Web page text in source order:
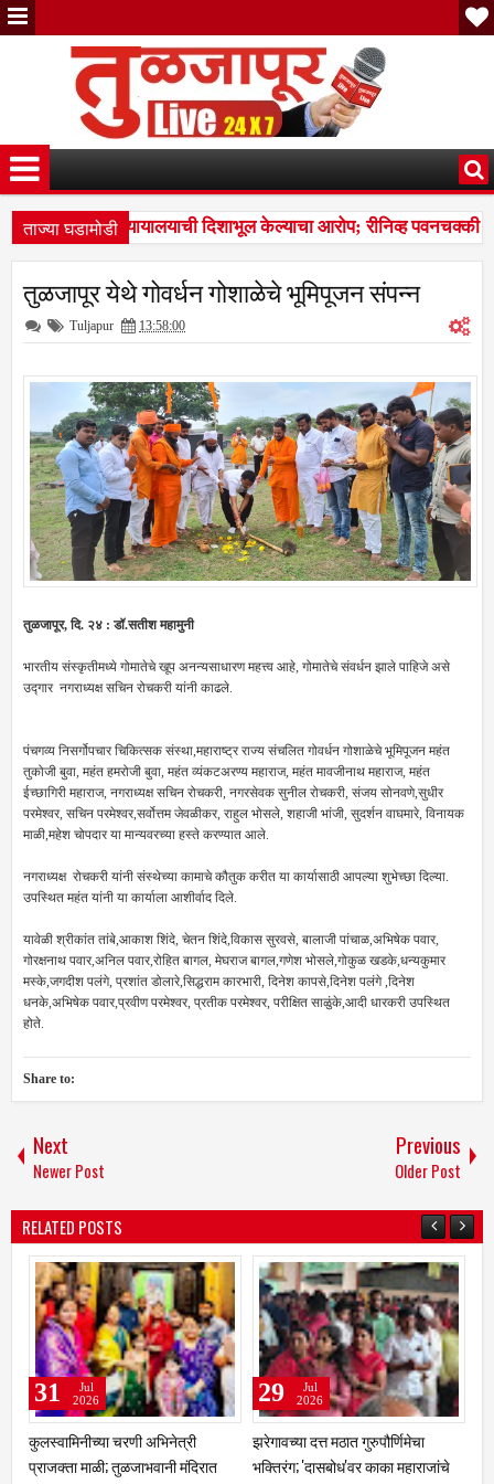
ताज्या घडामोडीआधारे न्यायालयाची दिशाभूल केल्याचा आरोप; रीनिव्ह पवनचक्की
नळदुर्गची मान उंचावली; विद्यापीठाकडून नऊ गुणवंत खेळाडू, प्रशिक्षक व
आधारे न्यायालयाची दिशाभूल केल्याचा आरोप; रीनिव्ह पवनचक्की
तुळजापूर येथे गोवर्धन गोशाळेचे भूमिपूजन संपन्न
Tuljapur 13:58:00
तुळजापूर, दि. २४ : डॉ.सतीश महामुनी
भारतीय संस्कृतीमध्ये गोमातेचे खूप अनन्यसाधारण महत्त्व आहे, गोमातेचे संवर्धन झाले पाहिजे असे
उद्गार नगराध्यक्ष सचिन रोचकरी यांनी काढले.
पंचगव्य निसर्गोपचार चिकित्सक संस्था,महाराष्ट्र राज्य संचलित गोवर्धन गोशाळेचे भूमिपूजन महंत
तुकोजी बुवा, महंत हमरोजी बुवा, महंत व्यंकटअरण्य महाराज, महंत मावजीनाथ महाराज, महंत
ईच्छागिरी महाराज, नगराध्यक्ष सचिन रोचकरी, नगरसेवक सुनील रोचकरी, संजय सोनवणे,सुधीर
परमेश्वर, सचिन परमेश्वर,सर्वोत्तम जेवळीकर, राहुल भोसले, शहाजी भांजी, सुदर्शन वाघमारे, विनायक
माळी,महेश चोपदार या मान्यवरच्या हस्ते करण्यात आले.
नगराध्यक्ष रोचकरी यांनी संस्थेच्या कामाचे कौतुक करीत या कार्यासाठी आपल्या शुभेच्छा दिल्या.
उपस्थित महंत यांनी या कार्याला आशीर्वाद दिले.
यावेळी श्रीकांत तांबे,आकाश शिंदे, चेतन शिंदे,विकास सुरवसे, बालाजी पांचाळ,अभिषेक पवार,
गोरक्षनाथ पवार,अनिल पवार,रोहित बागल, मेघराज बागल,गणेश भोसले,गोकुळ खडके,धन्यकुमार
मस्के,जगदीश पलंगे, प्रशांत डोलारे,सिद्धराम कारभारी, दिनेश कापसे,दिनेश पलंगे ,दिनेश
धनके,अभिषेक पवार,प्रवीण परमेश्वर, प्रतीक परमेश्वर, परीक्षित साळुंके,आदी धारकरी उपस्थित
होते.
Share to:
Next
Newer Post
Previous
Older Post
RELATED POSTS
झरेगावच्या दत्त मठात गुरुपौर्णिमेचा
भक्तिरंग; 'दासबोध'वर काका महाराजांचे
29
Jul
2026
वाढत्या चोरींनी पुजारी नगरवासीयांमध्ये
धास्ती,पोलीस गस्त वाढविण्याची
29
Jul
2026